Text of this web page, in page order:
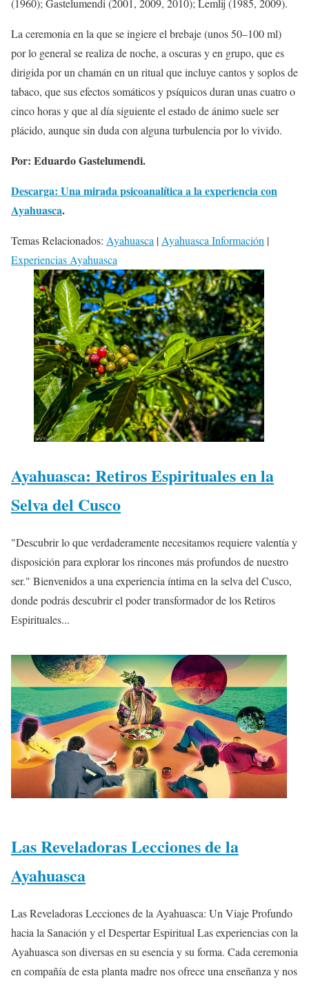
(1960); Gastelumendi (2001, 2009, 2010); Lemlij (1985, 2009).
La ceremonia en la que se ingiere el brebaje (unos 50–100 ml)
por lo general se realiza de noche, a oscuras y en grupo, que es
dirigida por un chamán en un ritual que incluye cantos y soplos de
tabaco, que sus efectos somáticos y psíquicos duran unas cuatro o
cinco horas y que al día siguiente el estado de ánimo suele ser
plácido, aunque sin duda con alguna turbulencia por lo vivido.
Por: Eduardo Gastelumendi.
Descarga: Una mirada psicoanalítica a la experiencia con
Ayahuasca.
Temas Relacionados: Ayahuasca |Ayahuasca Información |
Experiencias Ayahuasca
Ayahuasca: Retiros Espirituales en la
Selva del Cusco
"Descubrir lo que verdaderamente necesitamos requiere valentía y
disposición para explorar los rincones más profundos de nuestro
ser." Bienvenidos a una experiencia íntima en la selva del Cusco,
donde podrás descubrir el poder transformador de los Retiros
Espirituales...
Las Reveladoras Lecciones de la
Ayahuasca
Las Reveladoras Lecciones de la Ayahuasca: Un Viaje Profundo
hacia la Sanación y el Despertar Espiritual Las experiencias con la
Ayahuasca son diversas en su esencia y su forma. Cada ceremonia
en compañía de esta planta madre nos ofrece una enseñanza y nos